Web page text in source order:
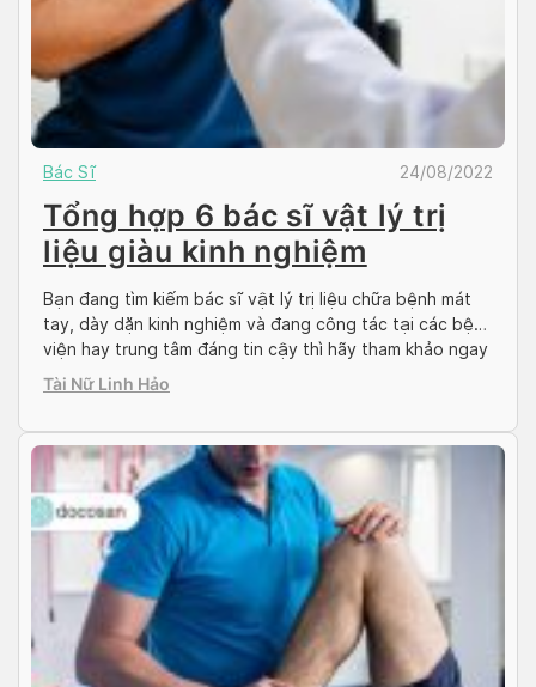
Bác Sĩ 24/08/2022
Tổng hợp 6 bác sĩ vật lý trị
liệu giàu kinh nghiệm
Bạn đang tìm kiếm bác sĩ vật lý trị liệu chữa bệnh mát
tay, dày dặn kinh nghiệm và đang công tác tại các bệnh
viện hay trung tâm đáng tin cậy thì hãy tham khảo ngay
các gợi ý được Docosan cập nhật trong bài viết dưới
Tài Nữ Linh Hảo